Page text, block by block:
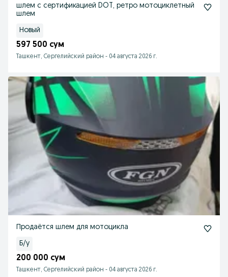
шлем с сертификацией DOT, ретро мотоциклетный
шлем
Новый
597 500 сум
Ташкент, Сергелийский район - 04 августа 2026 г.
Продаётся шлем для мотоцикла
Б/у
200 000 сум
Ташкент, Сергелийский район - 04 августа 2026 г.